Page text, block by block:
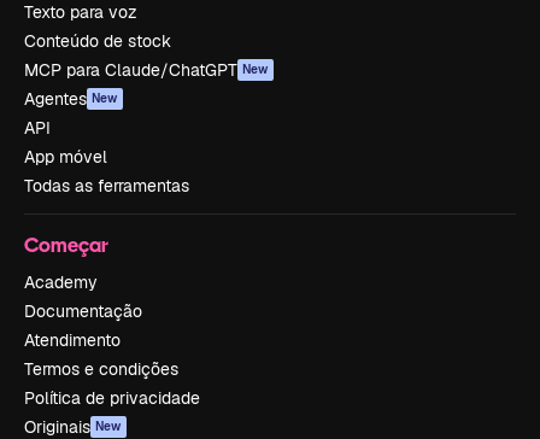
Texto para voz
Conteúdo de stock
MCP para Claude/ChatGPT New
Agentes New
API
App móvel
Todas as ferramentas
Começar
Academy
Documentação
Atendimento
Termos e condições
Política de privacidade
Originais New